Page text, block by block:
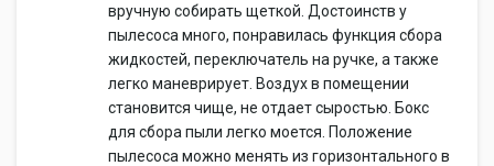
вручную собирать щеткой. Достоинств у
пылесоса много, понравилась функция сбора
жидкостей, переключатель на ручке, а также
легко маневрирует. Воздух в помещении
становится чище, не отдает сыростью. Бокс
для сбора пыли легко моется. Положение
пылесоса можно менять из горизонтального в